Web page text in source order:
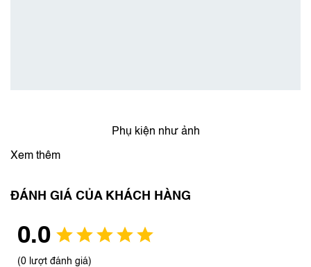
Phụ kiện như ảnh
Xem thêm
ĐÁNH GIÁ CỦA KHÁCH HÀNG
0.0
(0 lượt đánh giá)